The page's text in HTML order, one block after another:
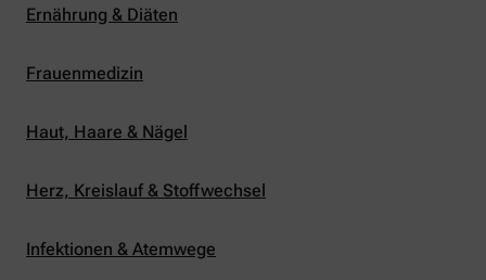
Ernährung & Diäten
Frauenmedizin
Haut, Haare & Nägel
Herz, Kreislauf & Stoffwechsel
Infektionen & Atemwege